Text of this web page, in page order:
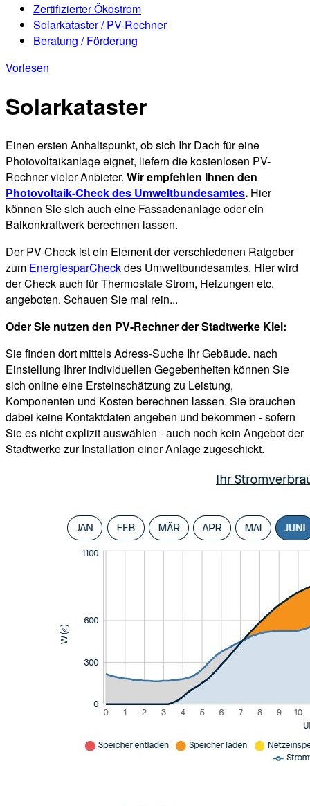
Zertifizierter Ökostrom
Solarkataster / PV-Rechner
Beratung / Förderung
Vorlesen
Solarkataster
Einen ersten Anhaltspunkt, ob sich Ihr Dach für eine
Photovoltaikanlage eignet, liefern die kostenlosen PV-
Rechner vieler Anbieter. Wir empfehlen Ihnen den
Photovoltaik-Check des Umweltbundesamtes. Hier
können Sie sich auch eine Fassadenanlage oder ein
Balkonkraftwerk berechnen lassen.
Der PV-Check ist ein Element der verschiedenen Ratgeber
zum EnergiesparCheckdes Umweltbundesamtes. Hier wird
der Check auch für Thermostate Strom, Heizungen etc.
angeboten. Schauen Sie mal rein...
Oder Sie nutzen den PV-Rechner der Stadtwerke Kiel:
Sie finden dort mittels Adress-Suche Ihr Gebäude. nach
Einstellung Ihrer individuellen Gegebenheiten können Sie
sich online eine Ersteinschätzung zu Leistung,
Komponenten und Kosten berechnen lassen. Sie brauchen
dabei keine Kontaktdaten angeben und bekommen - sofern
Sie es nicht explizit auswählen - auch noch kein Angebot der
Stadtwerke zur Installation einer Anlage zugeschickt.